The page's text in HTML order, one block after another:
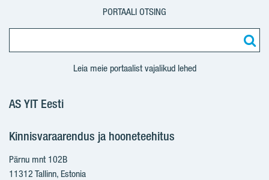
PORTAALI OTSING
Leia meie portaalist vajalikud lehed
AS YIT Eesti
Kinnisvaraarendus ja hooneteehitus
Pärnu mnt 102B
11312 Tallinn, Estonia